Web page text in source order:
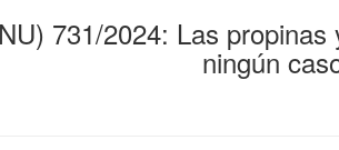
731/2024: Las
ningún